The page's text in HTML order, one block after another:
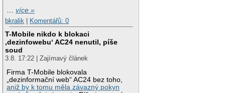
…více »
bkralik
Komentářů: 0
T-Mobile nikdo k blokaci
‚dezinfowebu‘ AC24 nenutil, píše
soud
3.8. 17:22 | Zajímavý článek
Firma T-Mobile blokovala
„dezinformační web“ AC24 bez toho,
aniž by k tomu měla závazný pokyn